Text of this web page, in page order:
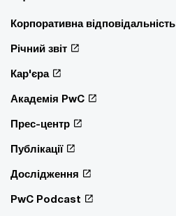
Корпоративна відповідальність
Річний звіт
Кар'єра
Академія PwC
Прес-центр
Публікації
Дослідження
PwC Podcast